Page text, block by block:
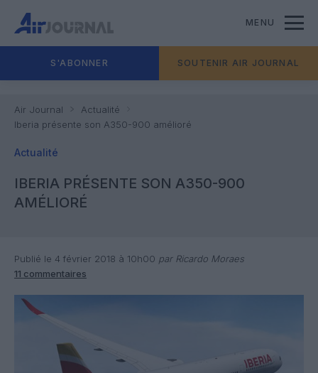
MENU
S'ABONNER SOUTENIR AIR JOURNAL
Air Journal
Actualité
Iberia présente son A350-900 amélioré
Actualité
IBERIA PRÉSENTE SON A350-900
AMÉLIORÉ
Publié le 4 février 2018 à 10h00 par Ricardo Moraes
11 commentaires